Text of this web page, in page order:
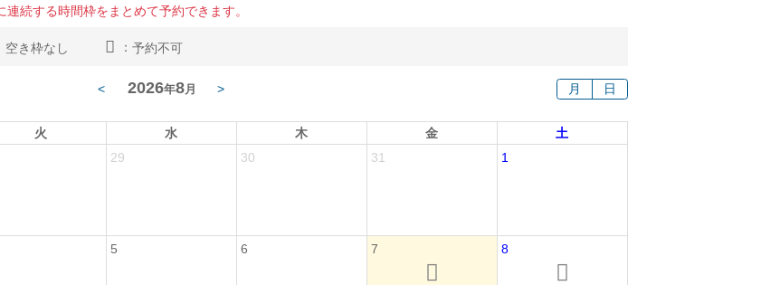
続する時間枠をまとめて予約できます。
空き枠なし ： 予約不可
< 2026年8 月 > 月 日
火 水 木 金
土
29 30 31 1
5 6 7 8